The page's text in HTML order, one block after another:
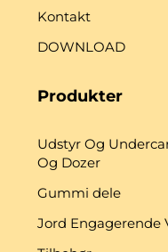
Kontakt
DOWNLOAD
Produkter
Udstyr Og
Og Dozer
Gummi dele
Jord Engagerende